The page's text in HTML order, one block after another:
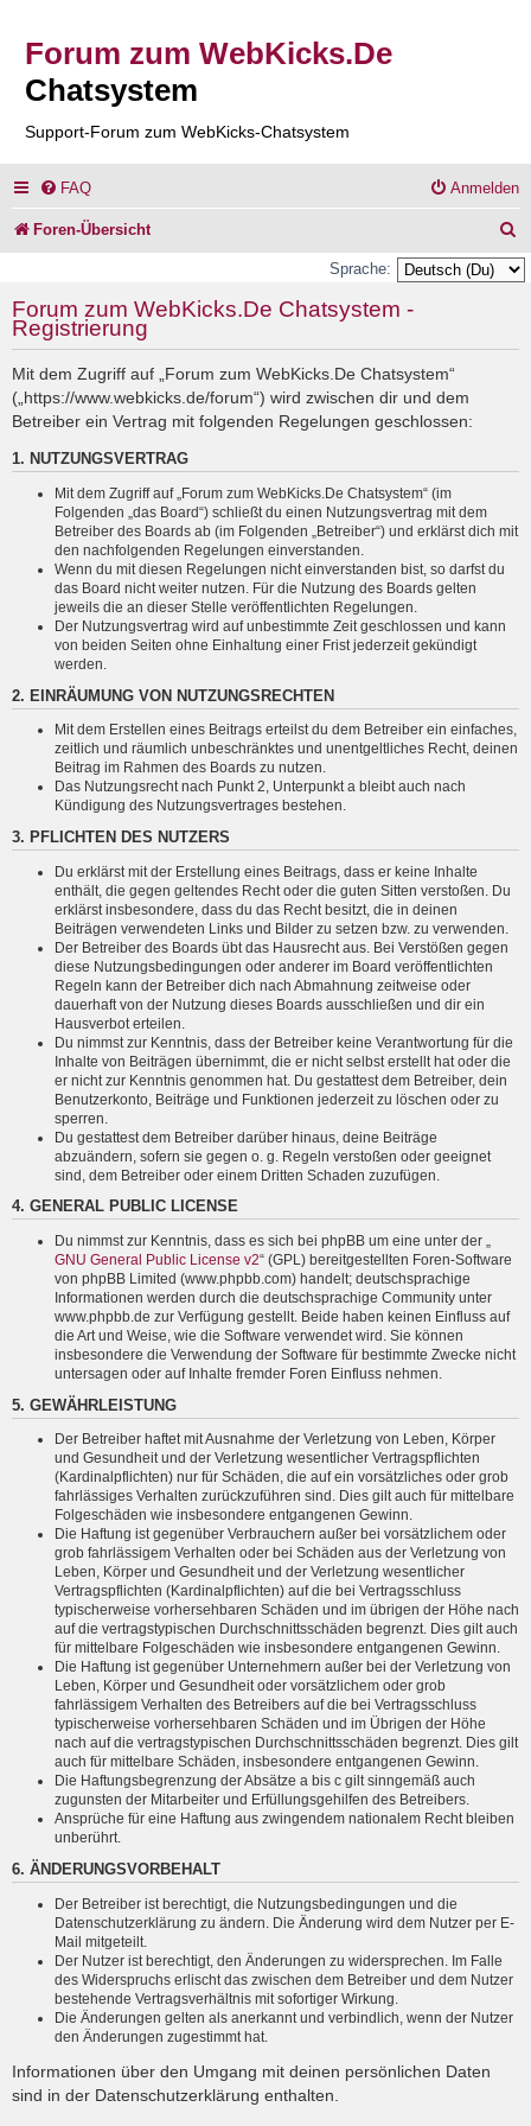
Forum zum WebKicks.De
Chatsystem
Support-Forum zum WebKicks-Chatsystem
FAQ Anmelden
Foren-Übersicht
u
Sprache:
Forum zum WebKicks.De Chatsystem -
Registrierung
Mit dem Zugriff auf „Forum zum WebKicks.De Chatsystem“
(„https://www.webkicks.de/forum“) wird zwischen dir und dem
Betreiber ein Vertrag mit folgenden Regelungen geschlossen:
1. NUTZUNGSVERTRAG
Mit dem Zugriff auf „Forum zum WebKicks.De Chatsystem“ (im
Folgenden „das Board“) schließt du einen Nutzungsvertrag mit dem
Betreiber des Boards ab (im Folgenden „Betreiber“) und erklärst dich mit
den nachfolgenden Regelungen einverstanden.
Wenn du mit diesen Regelungen nicht einverstanden bist, so darfst du
das Board nicht weiter nutzen. Für die Nutzung des Boards gelten
jeweils die an dieser Stelle veröffentlichten Regelungen.
Der Nutzungsvertrag wird auf unbestimmte Zeit geschlossen und kann
von beiden Seiten ohne Einhaltung einer Frist jederzeit gekündigt
werden.
2. EINRÄUMUNG VON NUTZUNGSRECHTEN
Mit dem Erstellen eines Beitrags erteilst du dem Betreiber ein einfaches,
zeitlich und räumlich unbeschränktes und unentgeltliches Recht, deinen
Beitrag im Rahmen des Boards zu nutzen.
Das Nutzungsrecht nach Punkt 2, Unterpunkt a bleibt auch nach
Kündigung des Nutzungsvertrages bestehen.
3. PFLICHTEN DES NUTZERS
Du erklärst mit der Erstellung eines Beitrags, dass er keine Inhalte
enthält, die gegen geltendes Recht oder die guten Sitten verstoßen. Du
erklärst insbesondere, dass du das Recht besitzt, die in deinen
Beiträgen verwendeten Links und Bilder zu setzen bzw. zu verwenden.
Der Betreiber des Boards übt das Hausrecht aus. Bei Verstößen gegen
diese Nutzungsbedingungen oder anderer im Board veröffentlichten
Regeln kann der Betreiber dich nach Abmahnung zeitweise oder
dauerhaft von der Nutzung dieses Boards ausschließen und dir ein
Hausverbot erteilen.
Du nimmst zur Kenntnis, dass der Betreiber keine Verantwortung für die
Inhalte von Beiträgen übernimmt, die er nicht selbst erstellt hat oder die
er nicht zur Kenntnis genommen hat. Du gestattest dem Betreiber, dein
Benutzerkonto, Beiträge und Funktionen jederzeit zu löschen oder zu
sperren.
Du gestattest dem Betreiber darüber hinaus, deine Beiträge
abzuändern, sofern sie gegen o. g. Regeln verstoßen oder geeignet
sind, dem Betreiber oder einem Dritten Schaden zuzufügen.
4. GENERAL PUBLIC LICENSE
Du nimmst zur Kenntnis, dass es sich bei phpBB um eine unter der „
GNU General Public License v2“ (GPL) bereitgestellten Foren-Software
von phpBB Limited (www.phpbb.com) handelt; deutschsprachige
Informationen werden durch die deutschsprachige Community unter
www.phpbb.de zur Verfügung gestellt. Beide haben keinen Einfluss auf
die Art und Weise, wie die Software verwendet wird. Sie können
insbesondere die Verwendung der Software für bestimmte Zwecke nicht
untersagen oder auf Inhalte fremder Foren Einfluss nehmen.
5. GEWÄHRLEISTUNG
Der Betreiber haftet mit Ausnahme der Verletzung von Leben, Körper
und Gesundheit und der Verletzung wesentlicher Vertragspflichten
(Kardinalpflichten) nur für Schäden, die auf ein vorsätzliches oder grob
fahrlässiges Verhalten zurückzuführen sind. Dies gilt auch für mittelbare
Folgeschäden wie insbesondere entgangenen Gewinn.
Die Haftung ist gegenüber Verbrauchern außer bei vorsätzlichem oder
grob fahrlässigem Verhalten oder bei Schäden aus der Verletzung von
Leben, Körper und Gesundheit und der Verletzung wesentlicher
Vertragspflichten (Kardinalpflichten) auf die bei Vertragsschluss
typischerweise vorhersehbaren Schäden und im übrigen der Höhe nach
auf die vertragstypischen Durchschnittsschäden begrenzt. Dies gilt auch
für mittelbare Folgeschäden wie insbesondere entgangenen Gewinn.
Die Haftung ist gegenüber Unternehmern außer bei der Verletzung von
Leben, Körper und Gesundheit oder vorsätzlichem oder grob
fahrlässigem Verhalten des Betreibers auf die bei Vertragsschluss
typischerweise vorhersehbaren Schäden und im Übrigen der Höhe
nach auf die vertragstypischen Durchschnittsschäden begrenzt. Dies gilt
auch für mittelbare Schäden, insbesondere entgangenen Gewinn.
Die Haftungsbegrenzung der Absätze a bis c gilt sinngemäß auch
zugunsten der Mitarbeiter und Erfüllungsgehilfen des Betreibers.
Ansprüche für eine Haftung aus zwingendem nationalem Recht bleiben
unberührt.
6. ÄNDERUNGSVORBEHALT
Der Betreiber ist berechtigt, die Nutzungsbedingungen und die
Datenschutzerklärung zu ändern. Die Änderung wird dem Nutzer per E-
Mail mitgeteilt.
Der Nutzer ist berechtigt, den Änderungen zu widersprechen. Im Falle
des Widerspruchs erlischt das zwischen dem Betreiber und dem Nutzer
bestehende Vertragsverhältnis mit sofortiger Wirkung.
Die Änderungen gelten als anerkannt und verbindlich, wenn der Nutzer
den Änderungen zugestimmt hat.
Informationen über den Umgang mit deinen persönlichen Daten
sind in der Datenschutzerklärung enthalten.